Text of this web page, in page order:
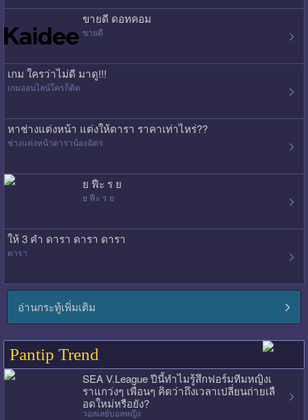
ขายดี ดอทคอม
ขายดี
เกม ใครว่าไม่ดี มาดู!!!
เกมออนไลน์ใครก็ติด
หาช่างแต่งหน้า แต่งให้ดารา ราคาเท่าไหร่??
ช่างแต่งหน้าดาราน้องฉัตร
ย ฟืะ ร ย
ย ฟืะ ร ย
ให้ 3 คำ ดารา ดารา ดารา
ดารา
อ่านกระทู้เพิ่มเติม
Pantip Trend
SEA V.League ปีนี้ทำไมรู้สึกฟอร์มทีมหญิงเ
ราแกว่งๆ เพื่อนๆ คิดว่าถึงเวลาเปลี่ยนถ่ายเลื
อดใหม่หรือยัง?
วอลเลย์บอลหญิง